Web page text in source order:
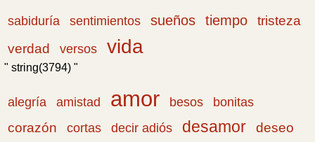
sabiduría sentimientos sueños tiempo
tristeza
verdad
versos vida
" string(3794) "
alegría amistad amor besos
bonitas
corazón
cortas decir adiós desamor deseo